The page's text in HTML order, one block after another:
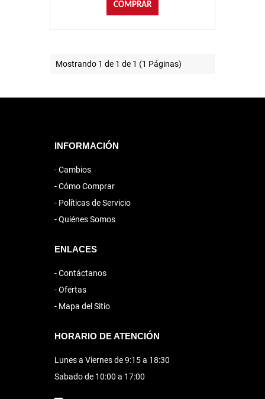
Mostrando 1 de 1 de 1 (1 Páginas)
INFORMACIÓN
Cambios
Cómo Comprar
Políticas de Servicio
Quiénes Somos
ENLACES
Contáctanos
Ofertas
Mapa del Sitio
HORARIO DE ATENCIÓN
Lunes a Viernes de 9:15 a 18:30
Sabado de 10:00 a 17:00